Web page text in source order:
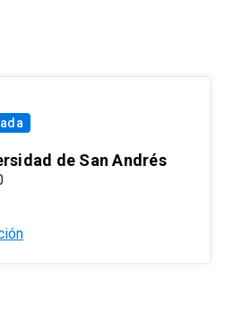
de San Andrés